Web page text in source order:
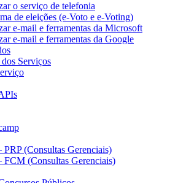
o serviço de telefonia
de eleições (e-Voto e e-Voting)
e-mail e ferramentas da Microsoft
e-mail e ferramentas da Google
Serviços
(Consultas Gerenciais)
(Consultas Gerenciais)